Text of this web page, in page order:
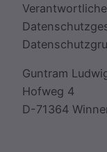
Guntram
Hofweg 4
D-71364